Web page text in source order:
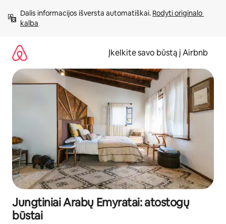
prie
turinio
Dalis informacijos išversta automatiškai. Rodyti originalo
kalba
Įkelkite savo būstą į Airbnb
Jungtiniai Arabų Emyratai: atostogų
būstai